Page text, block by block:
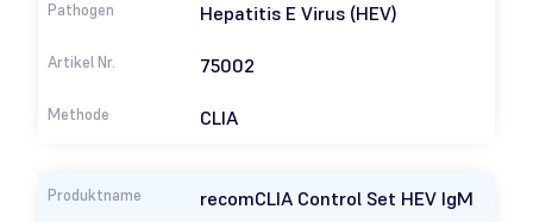
Hepatitis E Virus (HEV)
CLIA
75002
recomCLIA Control Set HEV IgM